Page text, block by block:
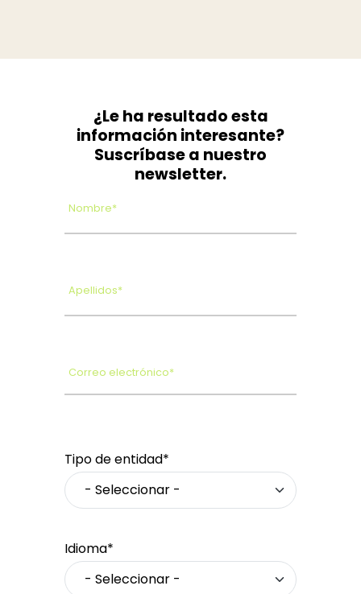
¿Le ha resultado esta
información interesante?
Suscríbase a nuestro
newsletter.
Nombre*
Apellidos*
Correo electrónico*
Tipo de entidad*
Idioma*